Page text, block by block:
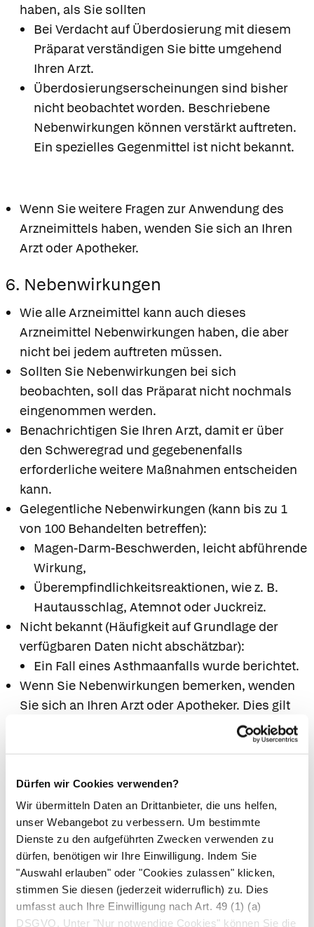
Dürfen wir Cookies verwenden?
Wir übermitteln Daten an Drittanbieter, die uns helfen,
unser Webangebot zu verbessern. Um bestimmte
Dienste zu den aufgeführten Zwecken verwenden zu
dürfen, benötigen wir Ihre Einwilligung. Indem Sie
"Auswahl erlauben" oder "Cookies zulassen" klicken,
stimmen Sie diesen (jederzeit widerruflich) zu. Dies
umfasst auch Ihre Einwilligung nach Art. 49 (1) (a)
DSGVO. Unter "Nur notwendige Cookies" können Sie die
haben, als Sie sollten
Bei Verdacht auf Überdosierung mit diesem
Präparat verständigen Sie bitte umgehend
Ihren Arzt.
Überdosierungserscheinungen sind bisher
nicht beobachtet worden. Beschriebene
Nebenwirkungen können verstärkt auftreten.
Ein spezielles Gegenmittel ist nicht bekannt.
Wenn Sie weitere Fragen zur Anwendung des
Arzneimittels haben, wenden Sie sich an Ihren
Arzt oder Apotheker.
6. Nebenwirkungen
Wie alle Arzneimittel kann auch dieses
Arzneimittel Nebenwirkungen haben, die aber
nicht bei jedem auftreten müssen.
Sollten Sie Nebenwirkungen bei sich
beobachten, soll das Präparat nicht nochmals
eingenommen werden.
Benachrichtigen Sie Ihren Arzt, damit er über
den Schweregrad und gegebenenfalls
erforderliche weitere Maßnahmen entscheiden
kann.
Gelegentliche Nebenwirkungen (kann bis zu 1
von 100 Behandelten betreffen):
Magen-Darm-Beschwerden, leicht abführende
Wirkung,
Überempfindlichkeitsreaktionen, wie z. B.
Hautausschlag, Atemnot oder Juckreiz.
Nicht bekannt (Häufigkeit auf Grundlage der
verfügbaren Daten nicht abschätzbar):
Ein Fall eines Asthmaanfalls wurde berichtet.
Wenn Sie Nebenwirkungen bemerken, wenden
Sie sich an Ihren Arzt oder Apotheker. Dies gilt
auch für Nebenwirkungen, die nicht angegeben
7. Wechselwirkungen
Einnahme zusammen mit anderen Arzneimitteln
Informieren Sie Ihren Arzt oder Apotheker
wenn Sie andere Arzneimittel anwenden,
kürzlich andere Arzneimittel angewendet
haben oder beabsichtigen andere Arzneimittel
anzuwenden.